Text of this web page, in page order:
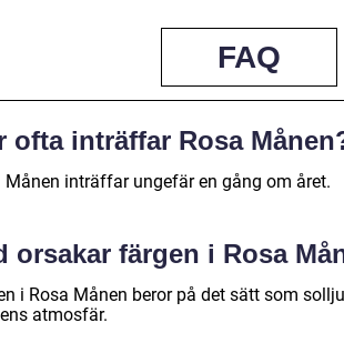
FAQ
ofta inträffar Rosa
Månen inträffar ungefär en gång om året.
orsakar färgen i Rosa
i Rosa Månen beror på det sätt som
atmosfär.